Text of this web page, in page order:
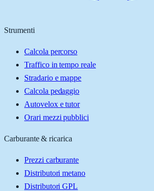
Strumenti
Calcola percorso
Traffico in tempo reale
Stradario e mappe
Calcola pedaggio
Autovelox e tutor
Orari mezzi pubblici
Carburante & ricarica
Prezzi carburante
Distributori metano
Distributori GPL